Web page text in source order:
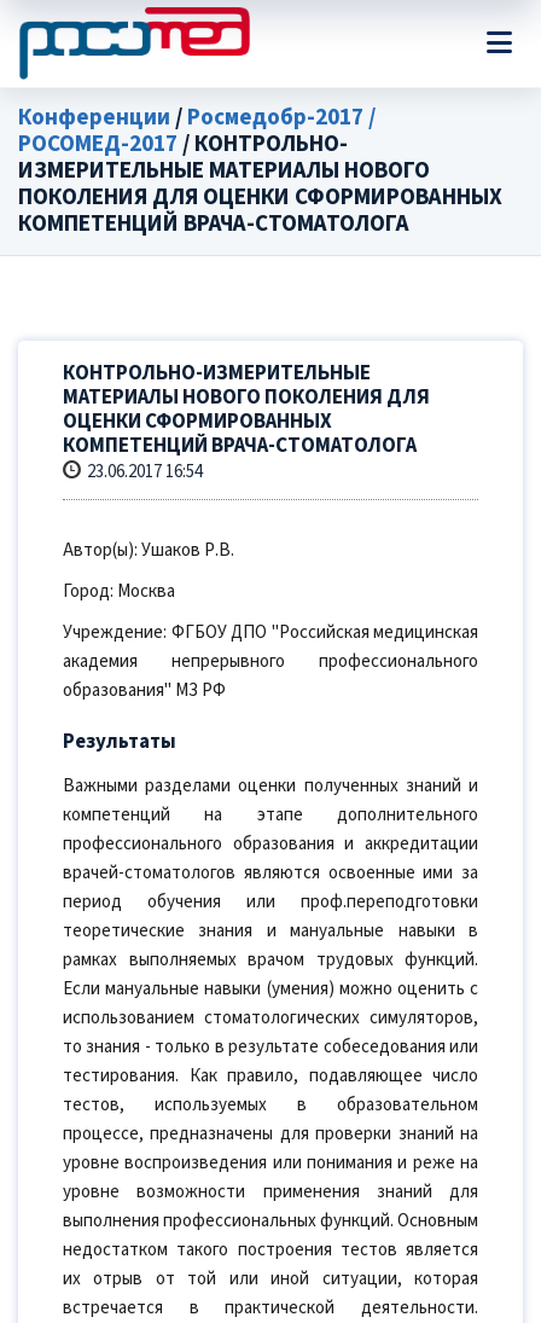
Конференции/Росмедобр-2017 /
РОСОМЕД-2017/ КОНТРОЛЬНО-
ИЗМЕРИТЕЛЬНЫЕ МАТЕРИАЛЫ НОВОГО
ПОКОЛЕНИЯ ДЛЯ ОЦЕНКИ СФОРМИРОВАННЫХ
КОМПЕТЕНЦИЙ ВРАЧА-СТОМАТОЛОГА
КОНТРОЛЬНО-ИЗМЕРИТЕЛЬНЫЕ
МАТЕРИАЛЫ НОВОГО ПОКОЛЕНИЯ ДЛЯ
ОЦЕНКИ СФОРМИРОВАННЫХ
КОМПЕТЕНЦИЙ ВРАЧА-СТОМАТОЛОГА
23.06.2017 16:54
Автор(ы): Ушаков Р.В.
Город: Москва
Учреждение: ФГБОУ ДПО "Российская медицинская
академия непрерывного профессионального
образования" МЗ РФ
Результаты
Важными разделами оценки полученных знаний и
компетенций на этапе дополнительного
профессионального образования и аккредитации
врачей-стоматологов являются освоенные ими за
период обучения или проф.переподготовки
теоретические знания и мануальные навыки в
рамках выполняемых врачом трудовых функций.
Если мануальные навыки (умения) можно оценить с
использованием стоматологических симуляторов,
то знания - только в результате собеседования или
тестирования. Как правило, подавляющее число
тестов, используемых в образовательном
процессе, предназначены для проверки знаний на
уровне воспроизведения или понимания и реже на
уровне возможности применения знаний для
выполнения профессиональных функций. Основным
недостатком такого построения тестов является
их отрыв от той или иной ситуации, которая
встречается в практической деятельности.